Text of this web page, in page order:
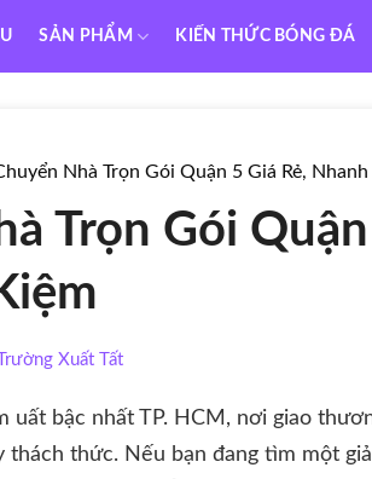
SẢN PHẨM KIẾN THỨC BÓNG ĐÁ
Nhà Trọn Gói Quận 5 Giá Rẻ,
Trọn Gói
Trường Xuất Tất
uất bậc nhất TP. HCM, nơi giao
thức. Nếu bạn đang tìm một